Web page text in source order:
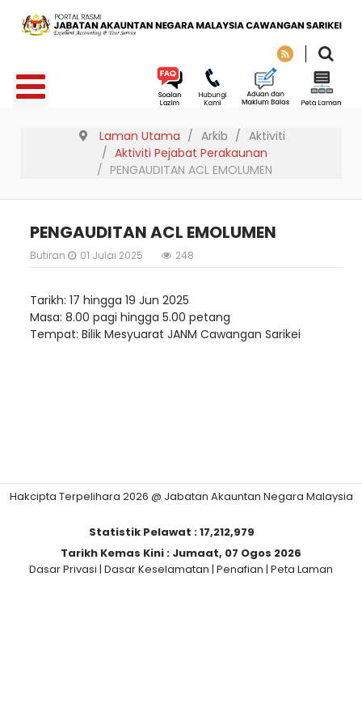
Laman Utama Arkib
Aktiviti
Aktiviti Pejabat Perakaunan
PENGAUDITAN ACL EMOLUMEN
PENGAUDITAN ACL EMOLUMEN
Butiran 01 Julai 2025 248
Tarikh: 17 hingga 19 Jun 2025
Masa: 8.00 pagi hingga 5.00 petang
Tempat: Bilik Mesyuarat JANM Cawangan Sarikei
Hakcipta Terpelihara 2026 @ Jabatan Akauntan Negara Malaysia
Statistik Pelawat :17,212,979
Tarikh Kemas Kini : Jumaat, 07 Ogos 2026
Dasar Privasi | Dasar Keselamatan | Penafian | Peta Laman